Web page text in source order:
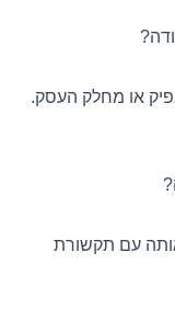
או מחלק העסק.
עם תקשורת